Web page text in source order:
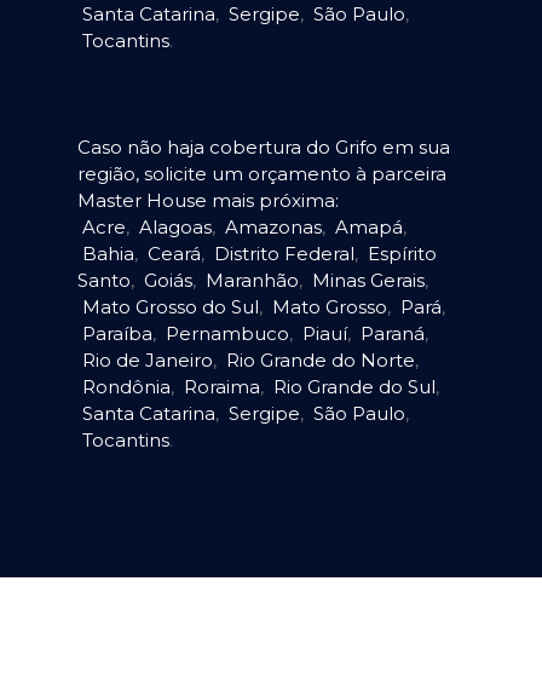
Santa Catarina, Sergipe, São Paulo,
Tocantins.
Caso não haja cobertura do Grifo em sua
região, solicite um orçamento à parceira
Master House mais próxima:
Acre, Alagoas, Amazonas, Amapá,
Bahia, Ceará, Distrito Federal, Espírito
Santo, Goiás, Maranhão, Minas Gerais,
Mato Grosso do Sul, Mato Grosso, Pará,
Paraíba, Pernambuco, Piauí, Paraná,
Rio de Janeiro, Rio Grande do Norte,
Rondônia, Roraima, Rio Grande do Sul,
Santa Catarina, Sergipe, São Paulo,
Tocantins.